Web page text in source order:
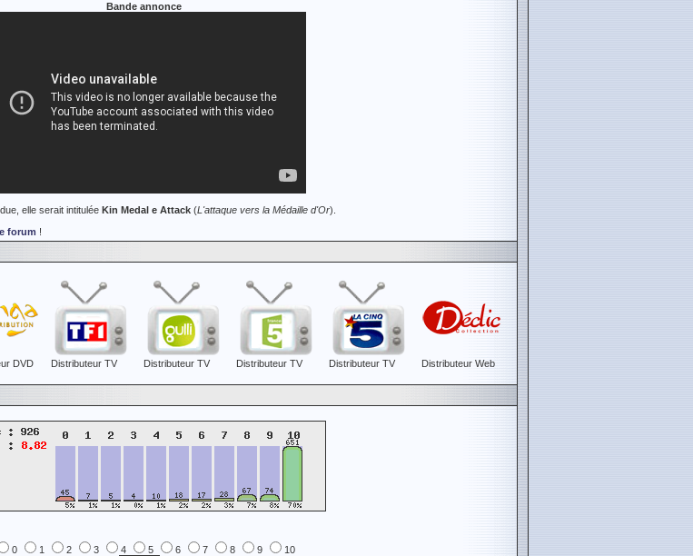
Bande annonce
elle serait intitulée Kin Medal e Attack (L'attaque vers la Médaille d'Or).
forum !
DVD Distributeur TV Distributeur TV Distributeur TV Distributeur TV Distributeur Web
0
1 2 3 4 5 6 7 8 9 10